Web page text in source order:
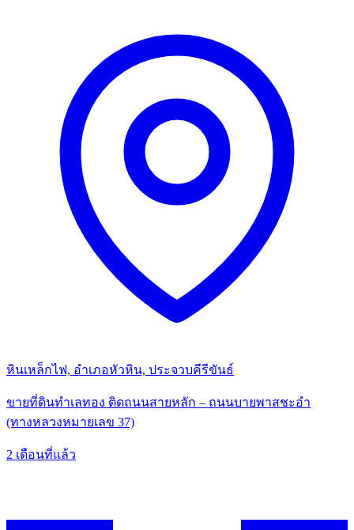
หินเหล็กไฟ, อำเภอหัวหิน, ประจวบคีรีขันธ์
ขายที่ดินทำเลทอง ติดถนนสายหลัก – ถนนบายพาสชะอำ
(ทางหลวงหมายเลข 37)
2 เดือนที่แล้ว